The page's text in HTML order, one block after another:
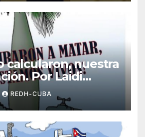
calcularon, nuestra
Por Laidi
de Juan
REDH-CUBA